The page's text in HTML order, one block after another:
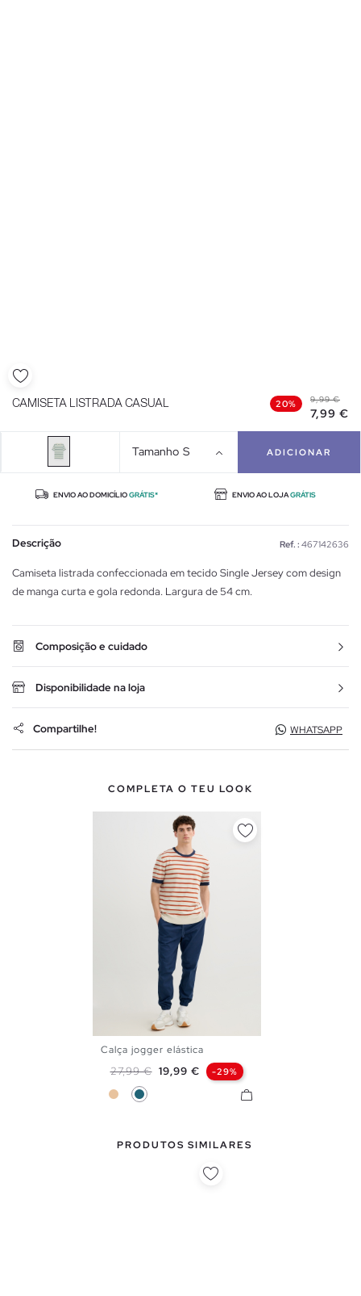
CAMISETA LISTRADA CASUAL 20% 9,99 €
7,99 €
Tamanho S ADICIONAR
ENVIO AO DOMICÍLIOGRÁTIS* ENVIO AO LOJAGRÁTIS
Descrição Ref. : 467142636
Camiseta listrada confeccionada em tecido Single Jersey com design
de manga curta e gola redonda. Largura de 54 cm.
Composição e cuidado
Disponibilidade na loja
Compartilhe! WHATSAPP
COMPLETA O TEU LOOK
S
Calça jogger elástica
Preço normal
27,99 € Preço
19,99 € -29%
BegeAzul Petróleo
PRODUTOS SIMILARES